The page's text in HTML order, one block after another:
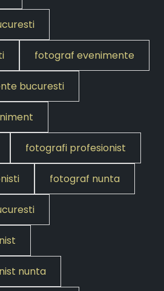
fotograf evenimente
bucuresti
fotografi profesionist
fotograf nunta
nunta